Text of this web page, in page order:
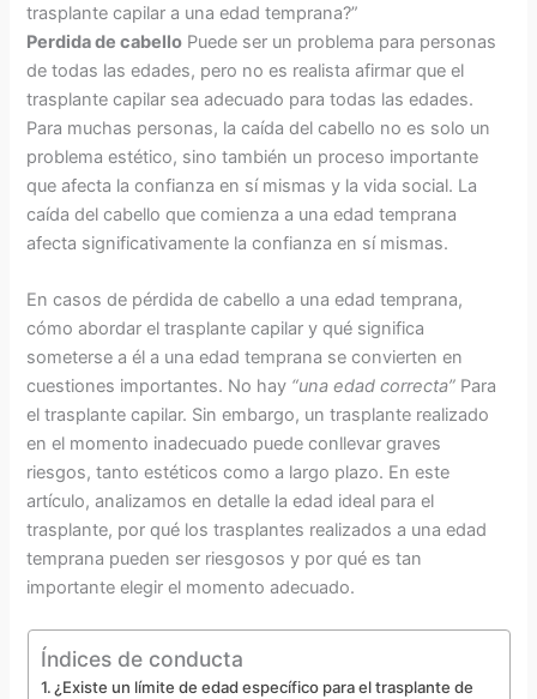
trasplante capilar a una edad temprana?”
Perdida de cabello Puede ser un problema para personas
de todas las edades, pero no es realista afirmar que el
trasplante capilar sea adecuado para todas las edades.
Para muchas personas, la caída del cabello no es solo un
problema estético, sino también un proceso importante
que afecta la confianza en sí mismas y la vida social. La
caída del cabello que comienza a una edad temprana
afecta significativamente la confianza en sí mismas.
En casos de pérdida de cabello a una edad temprana,
cómo abordar el trasplante capilar y qué significa
someterse a él a una edad temprana se convierten en
cuestiones importantes. No hay “una edad correcta” Para
el trasplante capilar. Sin embargo, un trasplante realizado
en el momento inadecuado puede conllevar graves
riesgos, tanto estéticos como a largo plazo. En este
artículo, analizamos en detalle la edad ideal para el
trasplante, por qué los trasplantes realizados a una edad
temprana pueden ser riesgosos y por qué es tan
importante elegir el momento adecuado.
Índices de conducta
¿Existe un límite de edad específico para el trasplante de